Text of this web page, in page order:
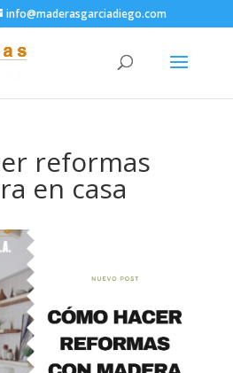
info@maderasgarciadiego.com
reformas
en casa